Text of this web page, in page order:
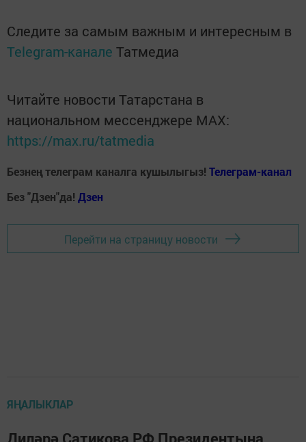
Следите за самым важным и интересным в
Telegram-канале Татмедиа
Читайте новости Татарстана в
национальном мессенджере MАХ:
https://max.ru/tatmedia
Безнең телеграм каналга кушылыгыз! Телеграм-канал
Без "Дзен"да! Дзен
Перейти на страницу новости
ЯҢАЛЫКЛАР